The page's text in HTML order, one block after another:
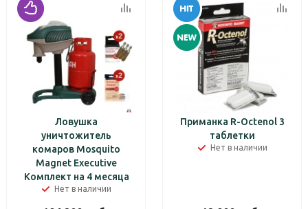
Ловушка
уничтожитель
комаров Mosquito
Magnet Executive
Комплект на 4 месяца
Нет в наличии
Приманка R-Octenol 3
таблетки
Нет в наличии